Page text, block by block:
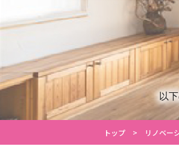
以
トップ リノベー